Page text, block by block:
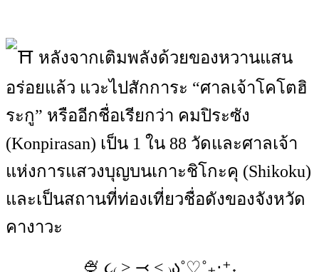
หลังจากเติมพลังด้วยของหวานแสน
อร่อยแล้ว แวะไปสักการะ “ศาลเจ้าโคโตฮิ
ระกู” หรืออีกชื่อเรียกว่า คมปิระซัง
(Konpirasan) เป็น 1 ใน 88 วัดและศาลเจ้า
แห่งการแสวงบุญบนเกาะชิโกะคุ (Shikoku)
และเป็นสถานที่ท่องเที่ยวชื่อดังของจังหวัด
คางาวะ
🍨 ૮₍ ˃ ⤙ ˂ ₎ა˚♡˚₊‧⁺˖